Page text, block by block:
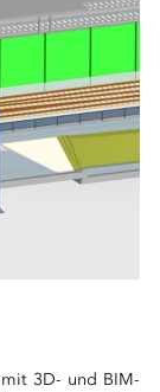
3D- und BIM-